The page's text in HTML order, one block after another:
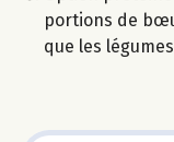
portions de
que les